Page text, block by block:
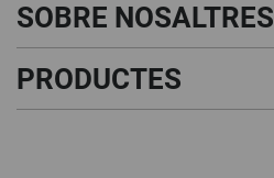
SOBRE NOSALTRES
PRODUCTES